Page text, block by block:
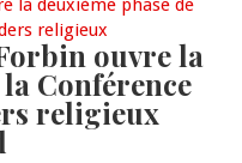
ouvre la
Conférence
religieux